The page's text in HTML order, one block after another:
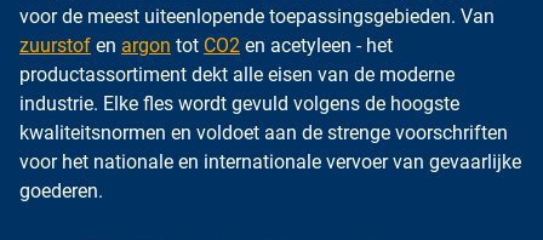
voor de meest uiteenlopende toepassingsgebieden. Van
zuurstof en argon tot CO2 en acetyleen - het
productassortiment dekt alle eisen van de moderne
industrie. Elke fles wordt gevuld volgens de hoogste
kwaliteitsnormen en voldoet aan de strenge voorschriften
voor het nationale en internationale vervoer van gevaarlijke
goederen.